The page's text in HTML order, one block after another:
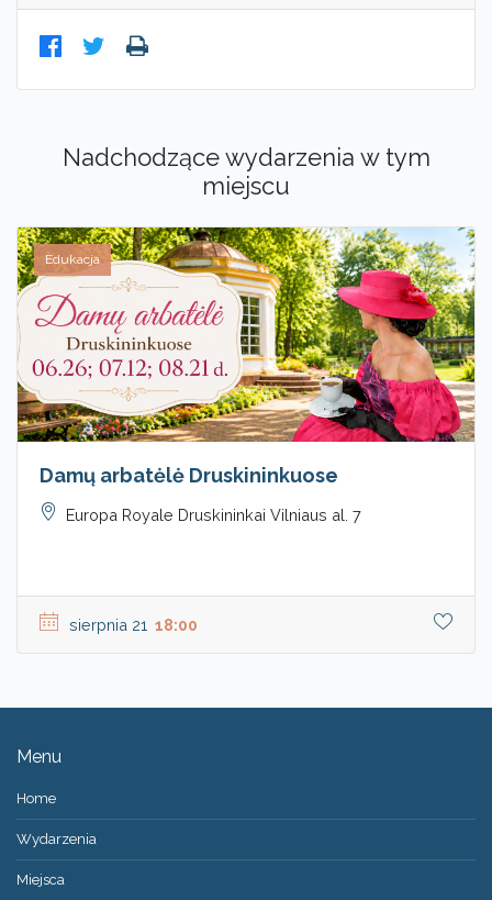
Nadchodzące wydarzenia w tym
miejscu
Edukacja
Damų arbatėlė Druskininkuose
Europa Royale Druskininkai Vilniaus al. 7
sierpnia 21 18:00
Menu
Home
Wydarzenia
Miejsca